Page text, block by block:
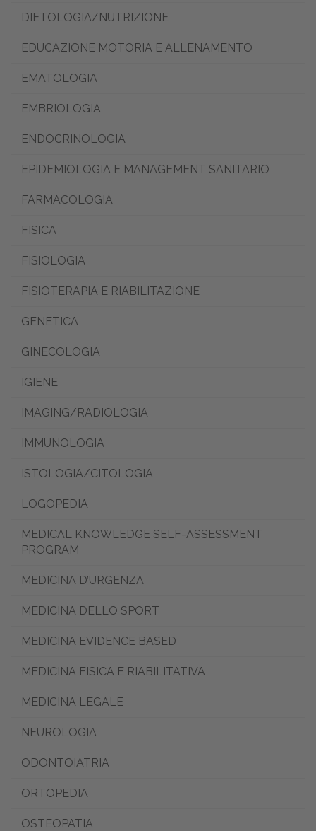
DIETOLOGIA/NUTRIZIONE
EDUCAZIONE MOTORIA E ALLENAMENTO
EMATOLOGIA
EMBRIOLOGIA
ENDOCRINOLOGIA
EPIDEMIOLOGIA E MANAGEMENT SANITARIO
FARMACOLOGIA
FISICA
FISIOLOGIA
FISIOTERAPIA E RIABILITAZIONE
GENETICA
GINECOLOGIA
IGIENE
IMAGING/RADIOLOGIA
IMMUNOLOGIA
ISTOLOGIA/CITOLOGIA
LOGOPEDIA
MEDICAL KNOWLEDGE SELF-ASSESSMENT
PROGRAM
MEDICINA D’URGENZA
MEDICINA DELLO SPORT
MEDICINA EVIDENCE BASED
MEDICINA FISICA E RIABILITATIVA
MEDICINA LEGALE
NEUROLOGIA
ODONTOIATRIA
ORTOPEDIA
OSTEOPATIA